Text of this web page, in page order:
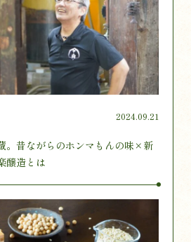
2024.09.21
。昔ながらのホンマもんの味×新
醸造とは